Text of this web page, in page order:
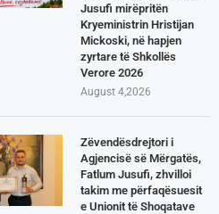
Jusufi mirëpritën
Kryeministrin Hristijan
Mickoski, në hapjen
zyrtare të Shkollës
Verore 2026
August 4,2026
Zëvendësdrejtori i
Agjencisë së Mërgatës,
Fatlum Jusufi, zhvilloi
takim me përfaqësuesit
e Unionit të Shoqatave